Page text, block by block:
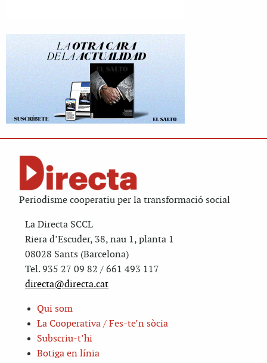
Periodisme cooperatiu per la transformació social
La Directa SCCL
Riera d’Escuder, 38, nau 1, planta 1
08028 Sants (Barcelona)
Tel. 935 27 09 82 / 661 493 117
directa@directa.cat
Qui som
La Cooperativa / Fes-te’n sòcia
Subscriu-t’hi
Botiga en línia